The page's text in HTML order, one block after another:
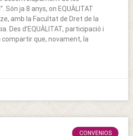
Són ja 8 anys, on EQUÀLITAT
amb la Facultat de Dret de la
Des d’EQUÀLITAT, participació i
que, novament, la
CONVENIOS